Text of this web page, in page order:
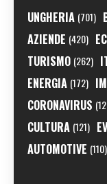
UNGHERIA (701)
AZIENDE (420)
TURISMO (262)
ENERGIA (172)
CORONAVIRUS
CULTURA (121)
AUTOMOTIVE (110)